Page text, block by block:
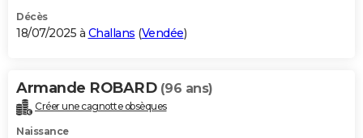
Décès
18/07/2025 à Challans (Vendée)
Armande ROBARD (96 ans)
Créer une cagnotte obsèques
Naissance